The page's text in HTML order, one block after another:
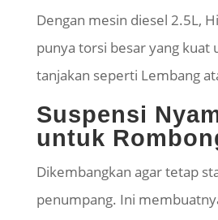
Dengan mesin diesel 2.5L,
punya torsi besar yang kuat
tanjakan seperti Lembang
Suspensi
untuk
Dikembangkan agar tetap
penumpang. Ini